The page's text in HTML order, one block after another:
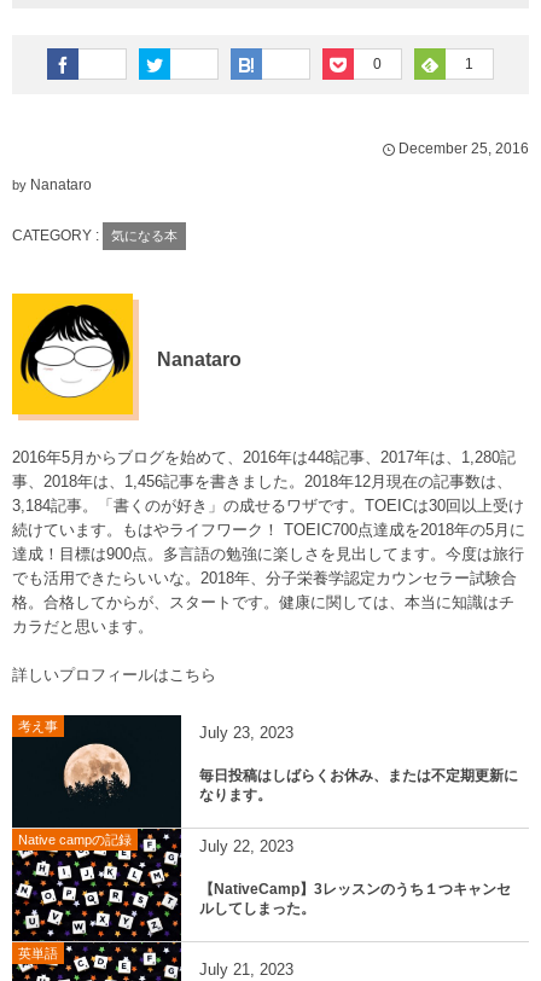
0 1
December 25, 2016
by Nanataro
CATEGORY : 気になる本
Nanataro
2016年5月からブログを始めて、2016年は448記事、2017年は、1,280記
事、2018年は、1,456記事を書きました。2018年12月現在の記事数は、
3,184記事。「書くのが好き」の成せるワザです。TOEICは30回以上受け
続けています。もはやライフワーク！ TOEIC700点達成を2018年の5月に
達成！目標は900点。多言語の勉強に楽しさを見出してます。今度は旅行
でも活用できたらいいな。2018年、分子栄養学認定カウンセラー試験合
格。合格してからが、スタートです。健康に関しては、本当に知識はチ
カラだと思います。
詳しいプロフィールはこちら
考え事 July 23, 2023
毎日投稿はしばらくお休み、または不定期更新に
なります。
Native campの記録 July 22, 2023
【NativeCamp】3レッスンのうち１つキャンセ
ルしてしまった。
英単語
July 21, 2023